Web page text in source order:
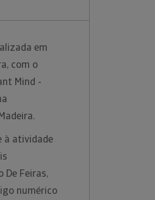
em
com o
Mind -
à atividade
De Feiras,
numérico